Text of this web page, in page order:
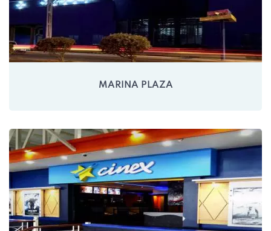
MARINA PLAZA